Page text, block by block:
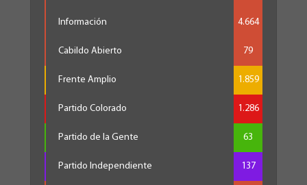
Información 4.664
Cabildo Abierto 79
Frente Amplio 1.859
Partido Colorado 1.286
Partido de la Gente 63
Partido Independiente 137